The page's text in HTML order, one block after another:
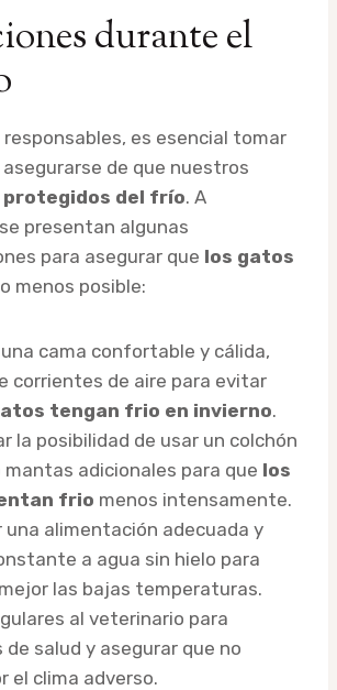
durante el
responsables, es esencial tomar
de que nuestros
del frío. A
presentan algunas
para asegurar que los gatos
menos posible:
cama confortable y cálida,
corrientes de aire para evitar
tengan frio en invierno.
la posibilidad de usar un colchón
adicionales para que los
frio menos intensamente.
una alimentación adecuada y
a agua sin hielo para
las bajas temperaturas.
al veterinario para
de salud y asegurar que no
el clima adverso.